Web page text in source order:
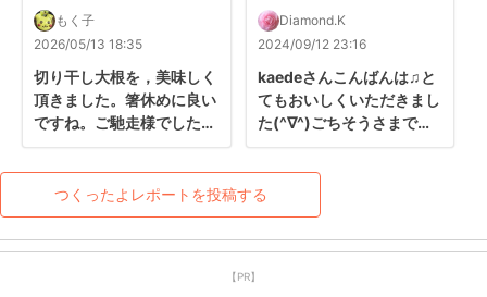
もく子
2026/05/13 18:35
切り干し大根を，美味しく
頂きました。箸休めに良い
ですね。ご馳走様でした
Diamond.K
2024/09/12 23:16
kaedeさんこんばんは♫と
てもおいしくいただきまし
た(^∇^)ごちそうさまでし
つくったよレポートを投稿する
【PR】